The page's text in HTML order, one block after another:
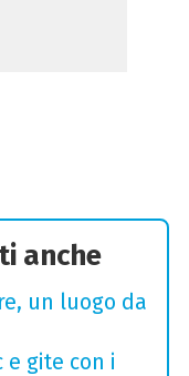
anche
un luogo da
e gite con i